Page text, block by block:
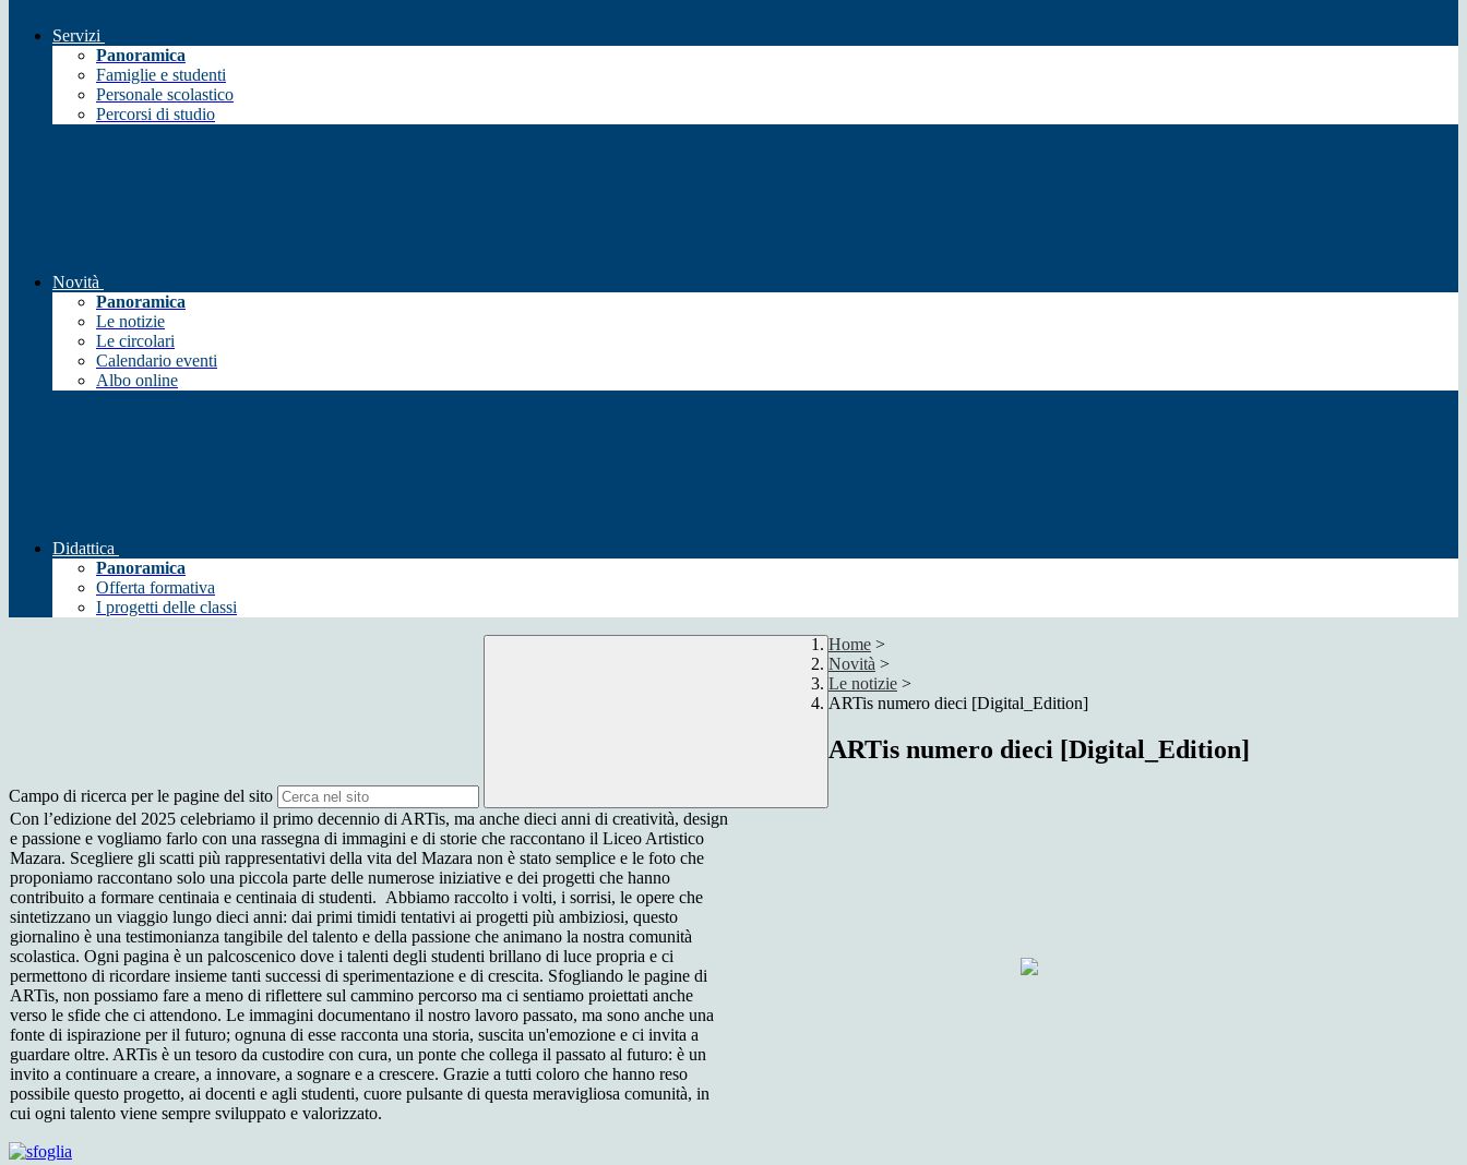
Servizi
Panoramica
Famiglie e studenti
Personale scolastico
Percorsi di studio
Novità
Panoramica
Le notizie
Le circolari
Calendario eventi
Albo online
Didattica
Panoramica
Offerta formativa
I progetti delle classi
Campo di ricerca per le pagine del sito
Home >
Novità >
Le notizie >
ARTis numero dieci [Digital_Edition]
ARTis numero dieci [Digital_Edition]
Con l’edizione del 2025 celebriamo il primo decennio di ARTis, ma anche dieci anni di creatività, design
e passione e vogliamo farlo con una rassegna di immagini e di storie che raccontano il Liceo Artistico
Mazara. Scegliere gli scatti più rappresentativi della vita del Mazara non è stato semplice e le foto che
proponiamo raccontano solo una piccola parte delle numerose iniziative e dei progetti che hanno
contribuito a formare centinaia e centinaia di studenti. Abbiamo raccolto i volti, i sorrisi, le opere che
sintetizzano un viaggio lungo dieci anni: dai primi timidi tentativi ai progetti più ambiziosi, questo
giornalino è una testimonianza tangibile del talento e della passione che animano la nostra comunità
scolastica. Ogni pagina è un palcoscenico dove i talenti degli studenti brillano di luce propria e ci
permettono di ricordare insieme tanti successi di sperimentazione e di crescita. Sfogliando le pagine di
ARTis, non possiamo fare a meno di riflettere sul cammino percorso ma ci sentiamo proiettati anche
verso le sfide che ci attendono. Le immagini documentano il nostro lavoro passato, ma sono anche una
fonte di ispirazione per il futuro; ognuna di esse racconta una storia, suscita un'emozione e ci invita a
guardare oltre. ARTis è un tesoro da custodire con cura, un ponte che collega il passato al futuro: è un
invito a continuare a creare, a innovare, a sognare e a crescere. Grazie a tutti coloro che hanno reso
possibile questo progetto, ai docenti e agli studenti, cuore pulsante di questa meravigliosa comunità, in
cui ogni talento viene sempre sviluppato e valorizzato.